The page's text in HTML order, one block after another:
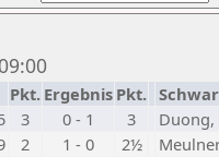
Pkt. Ergebnis Pkt.
3 0 - 1 3
Duong,
2 1 - 0 2½